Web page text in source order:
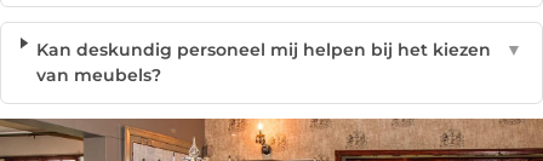
Kan deskundig personeel mij helpen bij het kiezen
van meubels?
▼